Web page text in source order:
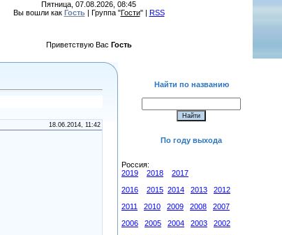
Пятница, 07.08.2026, 08:45
Вы вошли как Гость| Группа "Гости" | RSS
Приветствую Вас Гость
18.06.2014, 11:42
Найти по названию
По году выхода
Россия:
2019
2018
2017
2016
2015 2014 2013
2012
2011
2010 2009 2008
2007
2006
2005 2004 2003
2002